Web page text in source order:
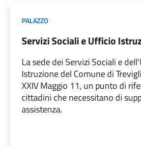
PALAZZO
Servizi Sociali e Ufficio
La sede dei Servizi Sociali e
Istruzione del Comune di
XXIV Maggio 11, un punto di
cittadini che necessitano di
assistenza.